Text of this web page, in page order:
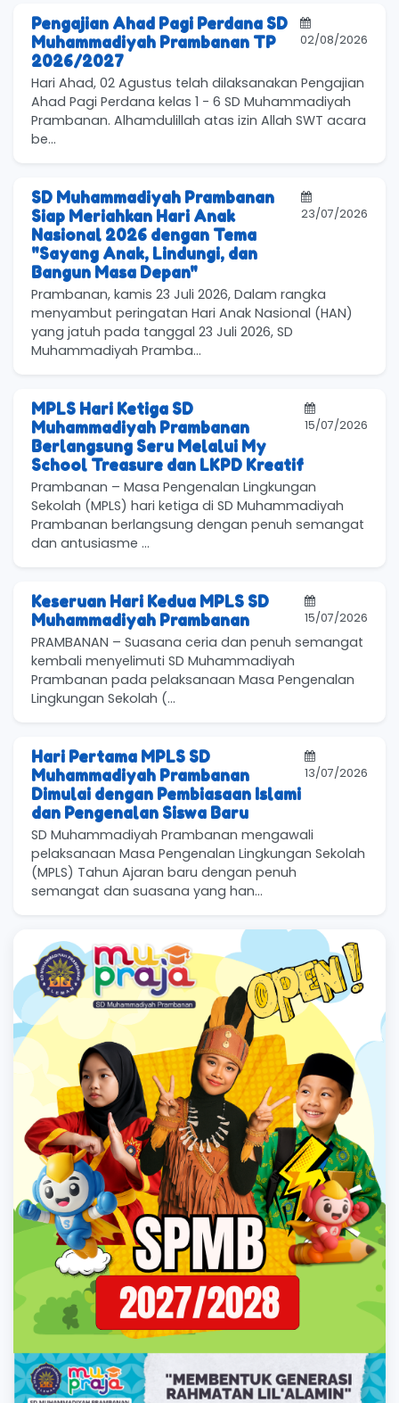
Pengajian Ahad Pagi Perdana SD
Muhammadiyah Prambanan TP
2026/2027
02/08/2026
Hari Ahad, 02 Agustus telah dilaksanakan Pengajian
Ahad Pagi Perdana kelas 1 - 6 SD Muhammadiyah
Prambanan. Alhamdulillah atas izin Allah SWT acara
be...
SD Muhammadiyah Prambanan
Siap Meriahkan Hari Anak
Nasional 2026 dengan Tema
"Sayang Anak, Lindungi, dan
Bangun Masa Depan"
23/07/2026
Prambanan, kamis 23 Juli 2026, Dalam rangka
menyambut peringatan Hari Anak Nasional (HAN)
yang jatuh pada tanggal 23 Juli 2026, SD
Muhammadiyah Pramba...
MPLS Hari Ketiga SD
Muhammadiyah Prambanan
Berlangsung Seru Melalui My
School Treasure dan LKPD Kreatif
15/07/2026
Prambanan – Masa Pengenalan Lingkungan
Sekolah (MPLS) hari ketiga di SD Muhammadiyah
Prambanan berlangsung dengan penuh semangat
dan antusiasme ...
Keseruan Hari Kedua MPLS SD
Muhammadiyah Prambanan
15/07/2026
PRAMBANAN – Suasana ceria dan penuh semangat
kembali menyelimuti SD Muhammadiyah
Prambanan pada pelaksanaan Masa Pengenalan
Lingkungan Sekolah (...
Hari Pertama MPLS SD
Muhammadiyah Prambanan
Dimulai dengan Pembiasaan Islami
dan Pengenalan Siswa Baru
13/07/2026
SD Muhammadiyah Prambanan mengawali
pelaksanaan Masa Pengenalan Lingkungan Sekolah
(MPLS) Tahun Ajaran baru dengan penuh
semangat dan suasana yang han...